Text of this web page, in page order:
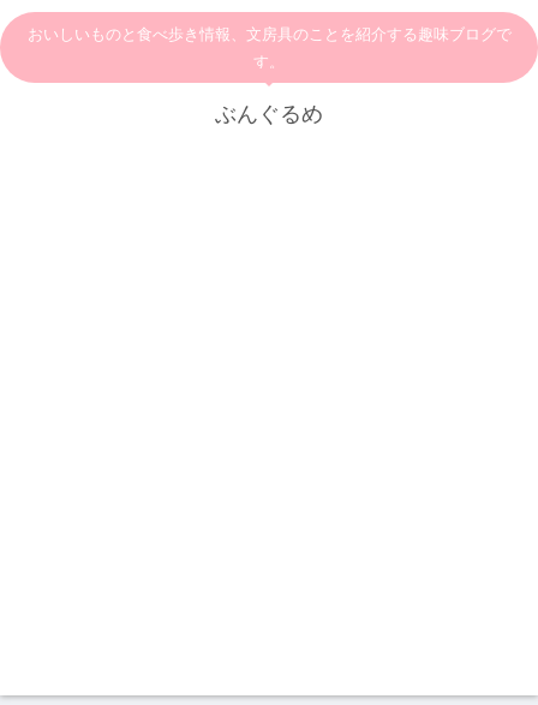
おいしいものと食べ歩き情報、文房具のことを紹介する趣味ブログで
す。
ぶんぐるめ